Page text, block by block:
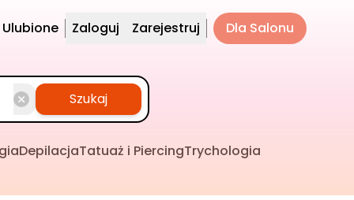
Ulubione Zaloguj Zarejestruj Dla Salonu
Szukaj
DepilacjaTatuaż i PiercingTrychologia